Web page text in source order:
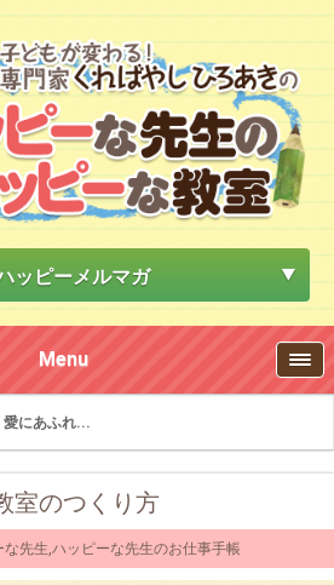
ッピーメルマガ
Menu
愛にあふれ...
室のつくり方
な先生,ハッピーな先生のお仕事手帳